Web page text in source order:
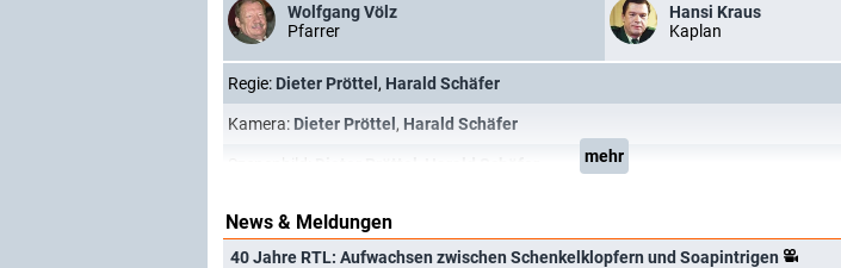
Wolfgang Völz
Pfarrer
Hansi Kraus
Kaplan
Regie: Dieter Pröttel , Harald Schäfer
Kamera: Dieter Pröttel, Harald Schäfer
mehr
News & Meldungen
40 Jahre RTL: Aufwachsen zwischen Schenkelklopfern und Soapintrigen